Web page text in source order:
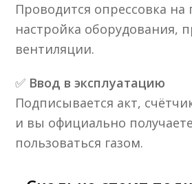
Проводится опрессовка на
настройка оборудования,
вентиляции.
✅ Ввод в эксплуатацию
Подписывается акт,
и вы официально
пользоваться газом.